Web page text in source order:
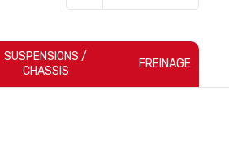
SUSPENSIONS /
CHASSIS
FREINAGE